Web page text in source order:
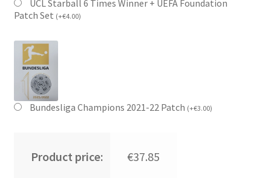
UCL Starball 6 Times Winner + UEFA Foundation
Patch Set (+€4.00)
Bundesliga Champions 2021-22 Patch (+€3.00)
Product price: €37.85